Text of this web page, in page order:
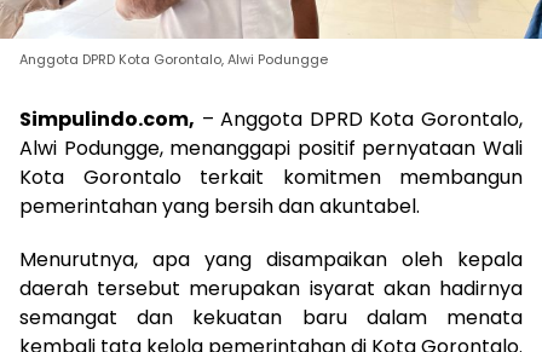
Anggota DPRD Kota Gorontalo, Alwi Podungge
Simpulindo.com, – Anggota DPRD Kota Gorontalo,
Alwi Podungge, menanggapi positif pernyataan Wali
Kota Gorontalo terkait komitmen membangun
pemerintahan yang bersih dan akuntabel.
Menurutnya, apa yang disampaikan oleh kepala
daerah tersebut merupakan isyarat akan hadirnya
semangat dan kekuatan baru dalam menata
kembali tata kelola pemerintahan di Kota Gorontalo.